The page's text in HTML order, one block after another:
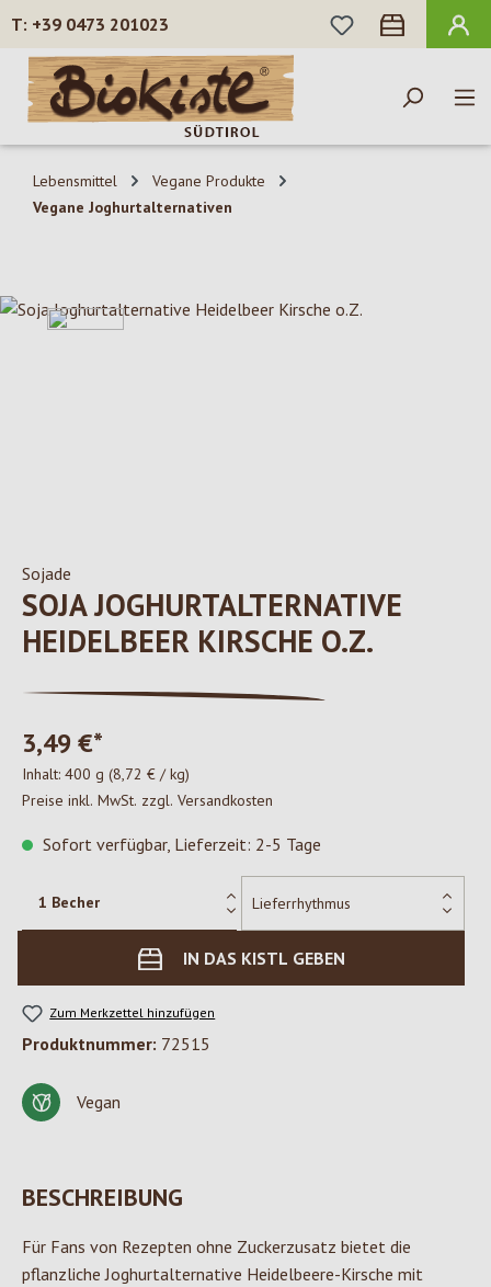
Zum Hauptinhalt springen
+39 0473 201023
DU HAST 0
Lebensmittel
Vegane Produkte
Vegane Joghurtalternativen
Bildergalerie überspringen
Sojade
SOJA JOGHURTALTERNATIVE
HEIDELBEER KIRSCHE O.Z.
3,49 €*
Inhalt: 400 g (8,72 € / kg)
Preise inkl. MwSt. zzgl. Versandkosten
Sofort verfügbar, Lieferzeit: 2-5 Tage
IN DAS KISTL GEBEN
Zum Merkzettel hinzufügen
Produktnummer: 72515
Vegan
BESCHREIBUNG
Für Fans von Rezepten ohne Zuckerzusatz bietet die
pflanzliche Joghurtalternative Heidelbeere-Kirsche mit